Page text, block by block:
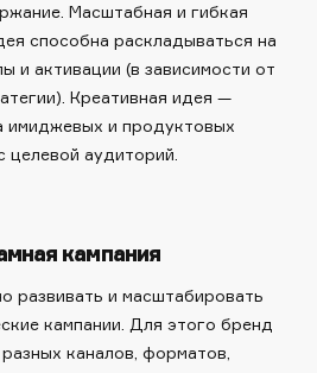
Масштабная и гибкая
способна раскладываться на
и активации (в зависимости от
Креативная идея —
имиджевых и продуктовых
целевой аудиторий.
кампания
развивать и масштабировать
кампании. Для этого бренд
каналов, форматов,